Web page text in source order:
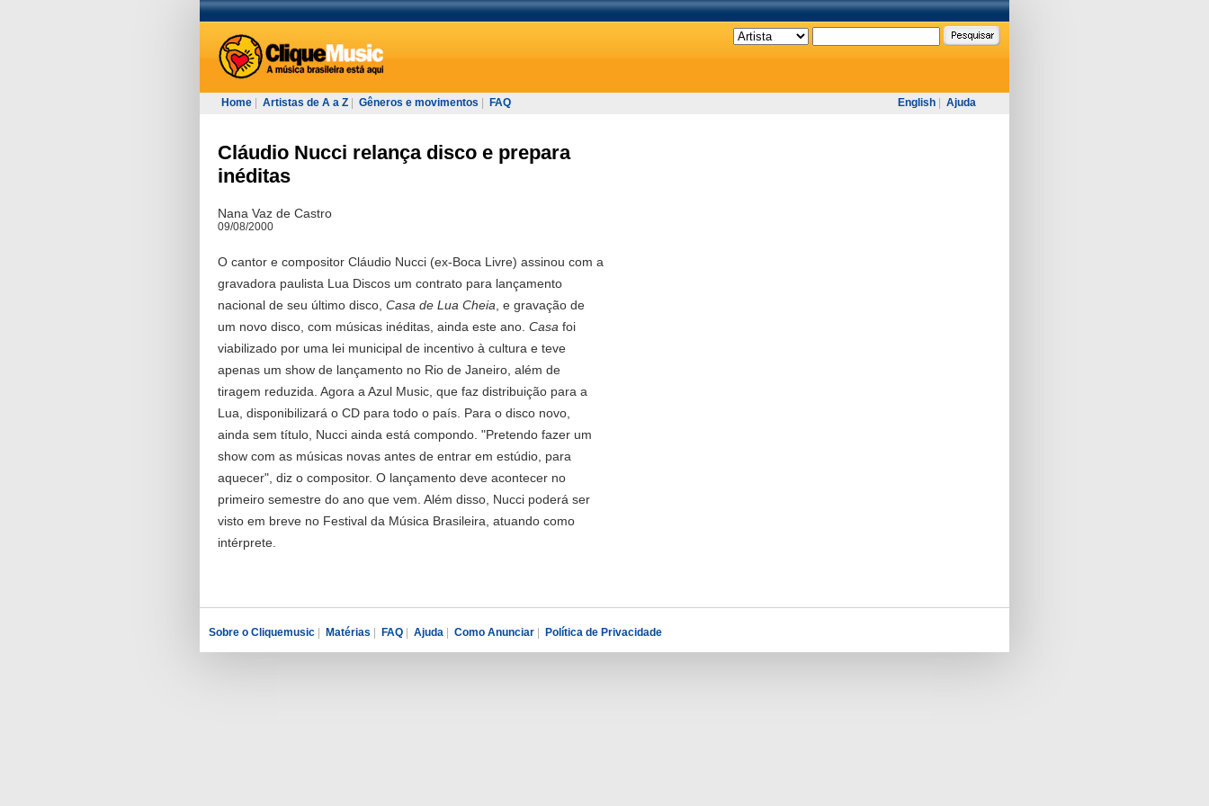
Home Artistas de A a Z Gêneros e movimentos FAQ English Ajuda
Cláudio Nucci relança disco e prepara
inéditas
Nana Vaz de Castro
09/08/2000
O cantor e compositor Cláudio Nucci (ex-Boca Livre) assinou com a
gravadora paulista Lua Discos um contrato para lançamento
nacional de seu último disco, Casa de Lua Cheia , e gravação de
um novo disco, com músicas inéditas, ainda este ano. Casa foi
viabilizado por uma lei municipal de incentivo à cultura e teve
apenas um show de lançamento no Rio de Janeiro, além de
tiragem reduzida. Agora a Azul Music, que faz distribuição para a
Lua, disponibilizará o CD para todo o país. Para o disco novo,
ainda sem título, Nucci ainda está compondo. "Pretendo fazer um
show com as músicas novas antes de entrar em estúdio, para
aquecer", diz o compositor. O lançamento deve acontecer no
primeiro semestre do ano que vem. Além disso, Nucci poderá ser
visto em breve no Festival da Música Brasileira, atuando como
intérprete.
Sobre o Cliquemusic Matérias FAQ Ajuda Como Anunciar Política de Privacidade